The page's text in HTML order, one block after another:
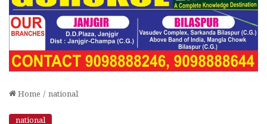
Home / national
national